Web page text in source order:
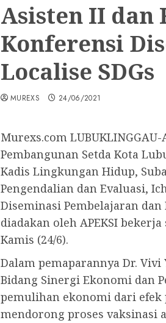
Asisten II dan
Konferensi
Localise SDGs
MUREXS 24/06/2021
Murexs.com
Pembangunan Setda Kota
Kadis Lingkungan Hidup,
Pengendalian dan Evaluasi,
Diseminasi Pembelajaran dan
diadakan oleh APEKSI bekerja
Kamis (24/6).
Dalam pemaparannya Dr.
Bidang Sinergi Ekonomi dan
pemulihan ekonomi dari efek
mendorong proses vaksinasi